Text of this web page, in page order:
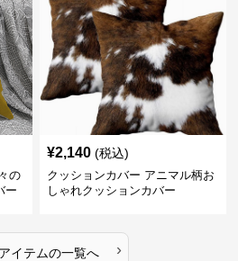
の
ー
¥2,140 (税込)
クッションカバー アニマル柄お
しゃれクッションカバー
イテムの一覧へ ›